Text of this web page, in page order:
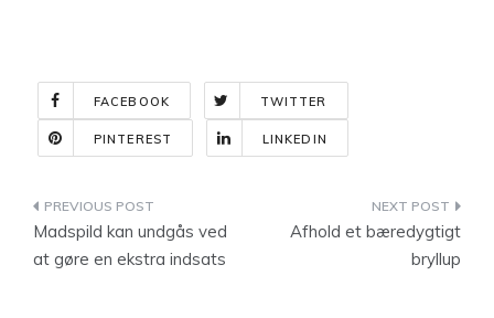
FACEBOOK TWITTER
PINTEREST LINKEDIN
Indlægsnavigation
Madspild kan undgås ved
at gøre en ekstra indsats
Afhold et bæredygtigt
bryllup